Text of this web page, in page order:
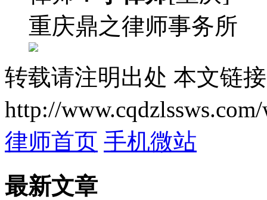
重庆鼎之律师事务所
转载请注明出处 本文链
http://
律师首页 手机微站
最新文章